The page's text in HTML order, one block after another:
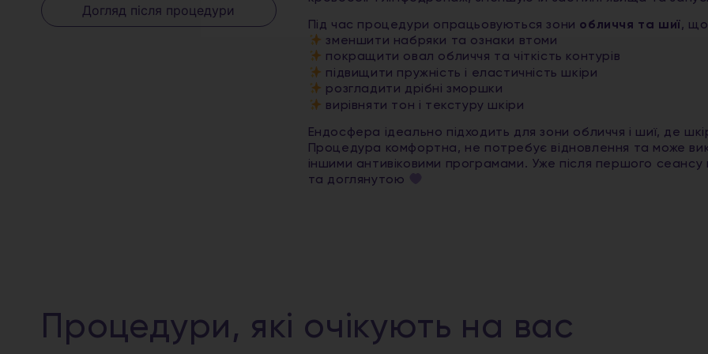
Догляд після процедури
Під час процедури опрацьовуються зони обличчя та шиї, що
зменшити набряки та ознаки втоми
покращити овал обличчя та чіткість контурів
підвищити пружність і еластичність шкіри
розгладити дрібні зморшки
вирівняти тон і текстуру шкіри
Ендосфера ідеально підходить для зони обличчя і шиї, де
Процедура комфортна, не потребує відновлення та може
іншими антивіковими програмами. Уже після першого сеансу
та доглянутою
Процедури, які очікують на вас